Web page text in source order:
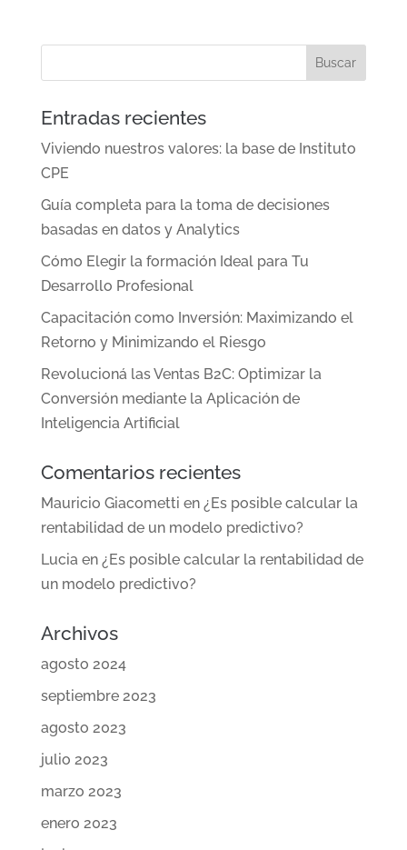
Entradas recientes
Viviendo nuestros valores: la base de Instituto
CPE
Guía completa para la toma de decisiones
basadas en datos y Analytics
Cómo Elegir la formación Ideal para Tu
Desarrollo Profesional
Capacitación como Inversión: Maximizando el
Retorno y Minimizando el Riesgo
Revolucioná las Ventas B2C: Optimizar la
Conversión mediante la Aplicación de
Inteligencia Artificial
Comentarios recientes
Mauricio Giacometti en ¿Es posible calcular la
rentabilidad de un modelo predictivo?
Lucia en ¿Es posible calcular la rentabilidad de
un modelo predictivo?
Archivos
agosto 2024
septiembre 2023
agosto 2023
julio 2023
marzo 2023
enero 2023